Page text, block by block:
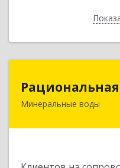
Минеральные воды357209,